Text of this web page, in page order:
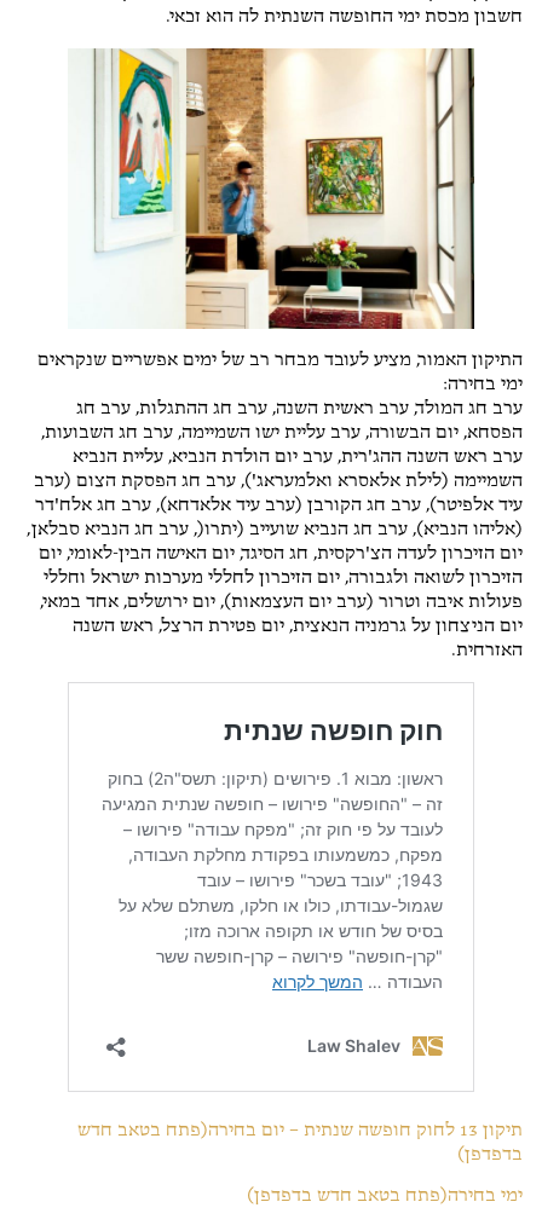
חשבון מכסת ימי החופשה השנתית לה הוא זכאי.
התיקון האמור, מציע לעובד מבחר רב של ימים אפשריים שנקראים
ימי בחירה:
ערב חג המולד, ערב ראשית השנה, ערב חג ההתגלות, ערב חג
הפסחא, יום הבשורה, ערב עליית ישו השמיימה, ערב חג השבועות,
ערב ראש השנה ההג'רית, ערב יום הולדת הנביא, עליית הנביא
השמיימה (לילת אלאסרא ואלמעראג'), ערב חג הפסקת הצום (ערב
עיד אלפיטר), ערב חג הקורבן (ערב עיד אלאדחא), ערב חג אלח'דר
(אליהו הנביא), ערב חג הנביא שועייב (יתרו(, ערב חג הנביא סבלאן,
יום הזיכרון לעדה הצ'רקסית, חג הסיגד, יום האישה הבין-לאומי, יום
הזיכרון לשואה ולגבורה, יום הזיכרון לחללי מערכות ישראל וחללי
פעולות איבה וטרור (ערב יום העצמאות), יום ירושלים, אחד במאי,
יום הניצחון על גרמניה הנאצית, יום פטירת הרצל, ראש השנה
האזרחית.
תיקון 13 לחוק חופשה שנתית – יום בחירה(פתח בטאב חדש
בדפדפן)
ימי בחירה(פתח בטאב חדש בדפדפן)